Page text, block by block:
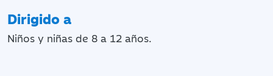
Dirigido a
Niños y niñas de 8 a 12 años.